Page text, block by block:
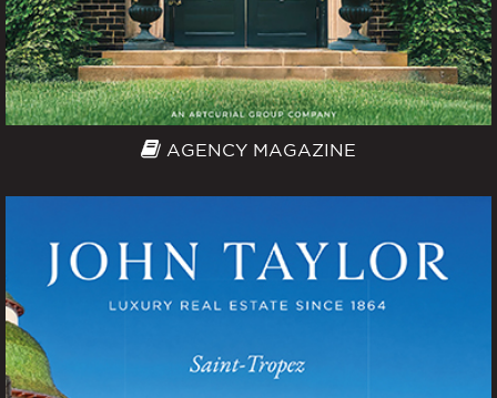
AGENCY MAGAZINE